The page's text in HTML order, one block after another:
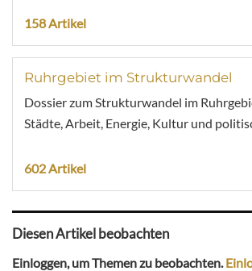
158 Artikel
Ruhrgebiet im Strukturwandel
Dossier zum Strukturwandel im
Städte, Arbeit, Energie, Kultur und
602 Artikel
Diesen Artikel beobachten
Einloggen, um Themen zu beobachten.